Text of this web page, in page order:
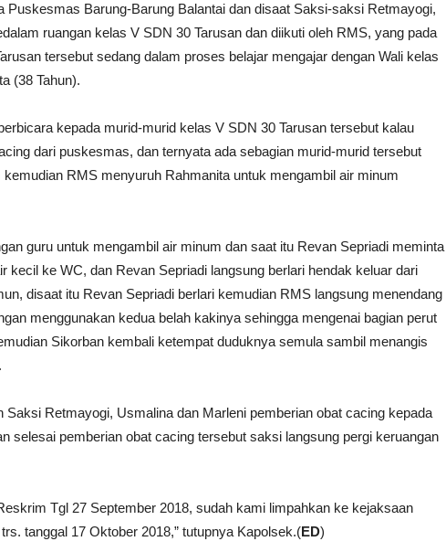
Puskesmas Barung-Barung Balantai dan disaat Saksi-saksi Retmayogi,
ruangan kelas V SDN 30 Tarusan dan diikuti oleh RMS, yang pada
tersebut sedang dalam proses belajar mengajar dengan Wali kelas
(38 Tahun).
kepada murid-murid kelas V SDN 30 Tarusan tersebut kalau
dari puskesmas, dan ternyata ada sebagian murid-murid tersebut
RMS menyuruh Rahmanita untuk mengambil air minum
guru untuk mengambil air minum dan saat itu Revan Sepriadi meminta
kecil ke WC, dan Revan Sepriadi langsung berlari hendak keluar dari
disaat itu Revan Sepriadi berlari kemudian RMS langsung menendang
menggunakan kedua belah kakinya sehingga mengenai bagian perut
Sikorban kembali ketempat duduknya semula sambil menangis
Saksi Retmayogi, Usmalina dan Marleni pemberian obat cacing kepada
selesai pemberian obat cacing tersebut saksi langsung pergi keruangan
Tgl 27 September 2018, sudah kami limpahkan ke kejaksaan
tanggal 17 Oktober 2018,” tutupnya Kapolsek.(ED)